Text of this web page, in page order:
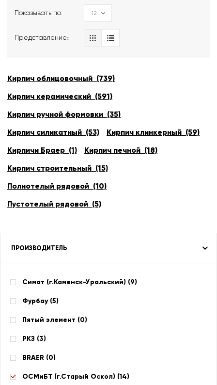
Показывать по:
Представление։
Кирпич облицовочный (739)
Кирпич керамический (591)
Кирпич ручной формовки (35)
Кирпич силикатный (53)
Кирпич клинкерный (59)
Кирпичи Браер (1)
Кирпич печной (18)
Кирпич строительный (15)
Полнотелый рядовой (10)
Пустотелый рядовой (5)
ПРОИЗВОДИТЕЛЬ
Симат (г.Каменск-Уральский) (9)
Фурбау (5)
Пятый элемент (0)
РКЗ (3)
BRAER (0)
ОСМиБТ (г.Старый Оскол) (14)